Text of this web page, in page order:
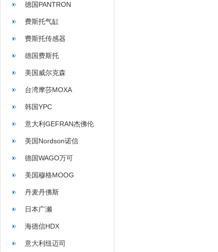
德国PANTRON
费斯托气缸
费斯托传感器
德国费斯托
美国威尔克森
WILKERSON
台湾摩莎MOXA
韩国YPC
意大利GEFRAN杰佛伦
美国Nordson诺信
德国WAGO万可
美国穆格MOOG
丹麦丹佛斯
日本广濑
海德信HDX
意大利纽迈司